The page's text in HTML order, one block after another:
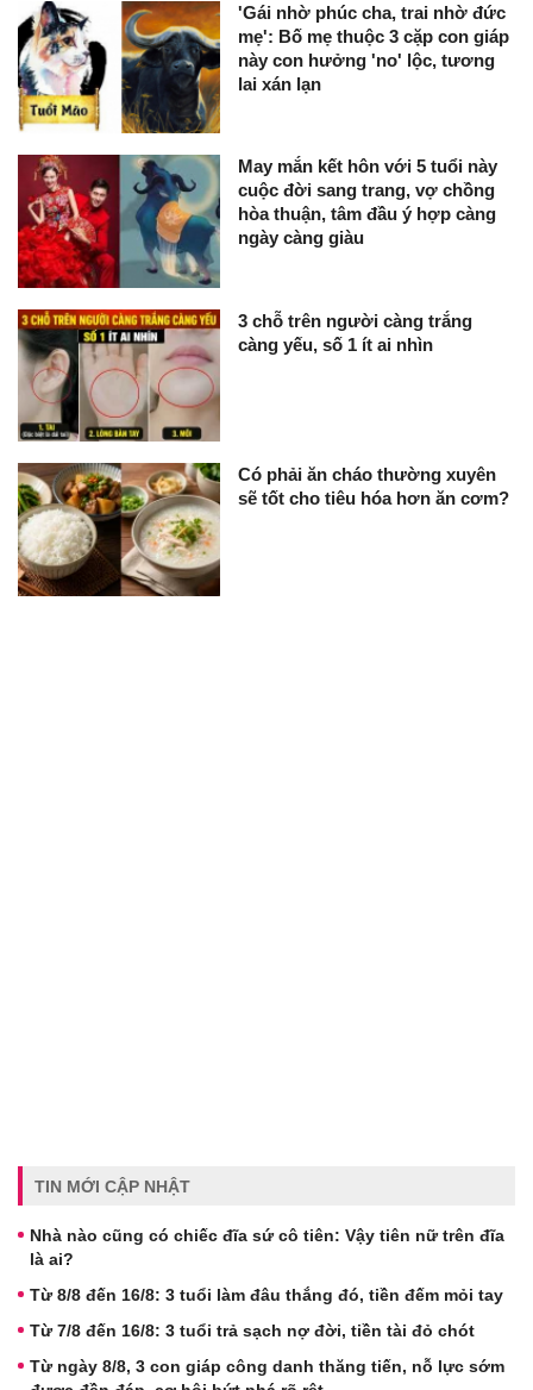
'Gái nhờ phúc cha, trai nhờ đức
mẹ': Bố mẹ thuộc 3 cặp con giáp
này con hưởng 'no' lộc, tương
lai xán lạn
May mắn kết hôn với 5 tuổi này
cuộc đời sang trang, vợ chồng
hòa thuận, tâm đầu ý hợp càng
ngày càng giàu
3 chỗ trên người càng trắng
càng yếu, số 1 ít ai nhìn
Có phải ăn cháo thường xuyên
sẽ tốt cho tiêu hóa hơn ăn cơm?
TIN MỚI CẬP NHẬT
Nhà nào cũng có chiếc đĩa sứ cô tiên: Vậy tiên nữ trên đĩa
là ai?
Từ 8/8 đến 16/8: 3 tuổi làm đâu thắng đó, tiền đếm mỏi tay
Từ 7/8 đến 16/8: 3 tuổi trả sạch nợ đời, tiền tài đỏ chót
Từ ngày 8/8, 3 con giáp công danh thăng tiến, nỗ lực sớm